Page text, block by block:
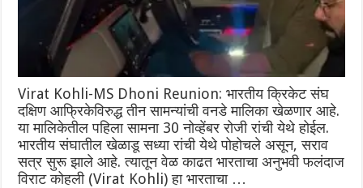
Virat Kohli-MS Dhoni Reunion: भारतीय क्रिकेट संघ
दक्षिण आफ्रिकेविरुद्ध तीन सामन्यांची वनडे मालिका खेळणार आहे.
या मालिकेतील पहिला सामना 30 नोव्हेंबर रोजी रांची येथे होईल.
भारतीय संघातील खेळाडू सध्या रांची येथे पोहोचले असून, सराव
सत्र सुरू झाले आहे. त्यातून वेळ काढत भारताचा अनुभवी फलंदाज
विराट कोहली (Virat Kohli) हा भारताचा …